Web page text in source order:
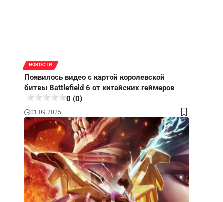
НОВОСТИ
Появилось видео с картой королевской
битвы Battlefield 6 от китайских геймеров
0 (0)
01.09.2025